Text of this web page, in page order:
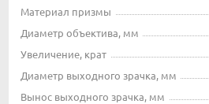
Материал призмы
Диаметр объектива, мм
Увеличение, крат
Диаметр выходного зрачка, мм
Вынос выходного зрачка, мм